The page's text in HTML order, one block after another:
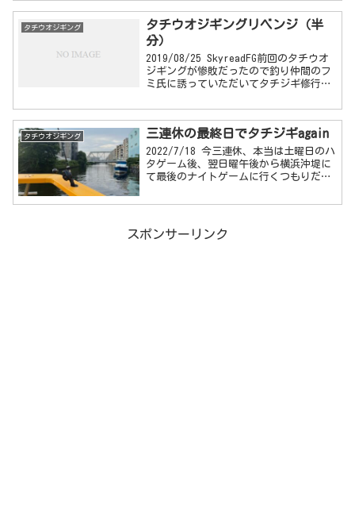
ー、よこさん、モーリーさん、
Kumaneko...
タチウオジギング
タチウオジギングリベンジ（半
分）
2019/08/25 SkyreadFG前回のタチウオ
ジギングが惨敗だったので釣り仲間のフ
ミ氏に誘っていただいてタチジギ修行。
じめましてのTwitterフォロアーのMASA
さん。どちらもタチジギはベテラン...
タチウオジギング 三連休の最終日でタチジギagain
2022/7/18 今三連休、本当は土曜日のハ
タゲーム後、翌日曜午後から横浜沖堤に
て最後のナイトゲームに行くつもりだっ
休残りの2日を何もしないのもアレなの
した。...
スポンサーリンク